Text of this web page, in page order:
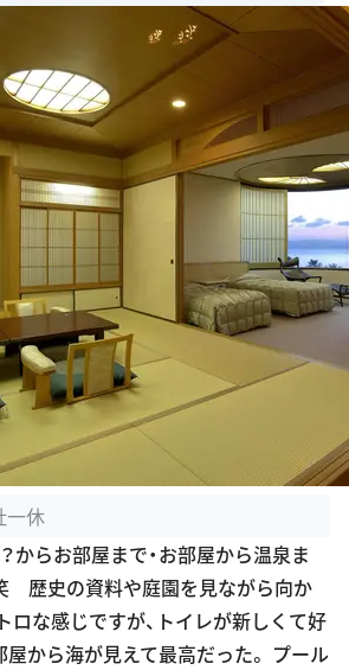
一休
からお部屋まで・お部屋から温泉ま
歴史の資料や庭園を見ながら向か
ロな感じですが、トイレが新しくて好
から海が見えて最高だった。 プール